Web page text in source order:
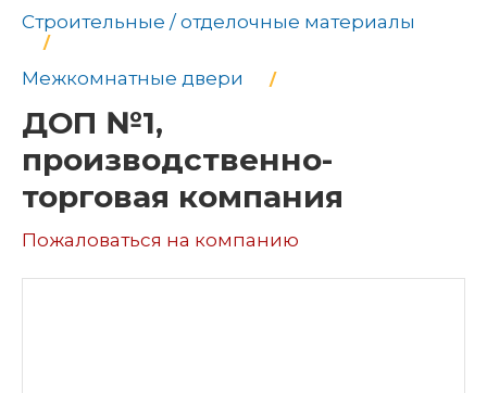
Строительные / отделочные материалы
Межкомнатные двери
ДОП №1,
производственно-
торговая компания
Пожаловаться на компанию